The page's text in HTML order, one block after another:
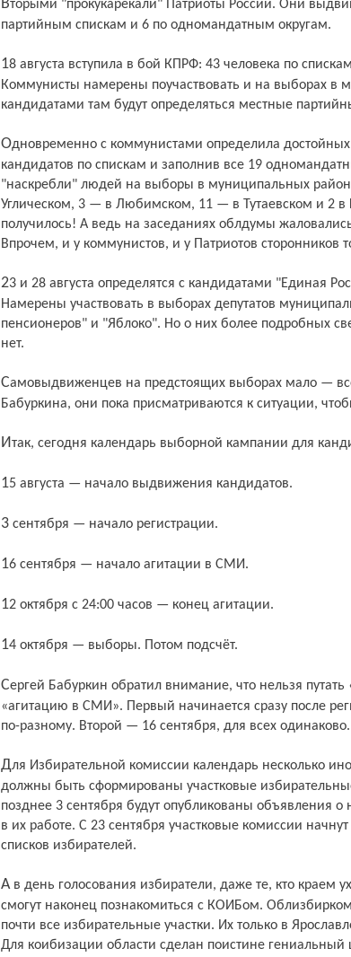
Вторыми "прокукарекали" Патриоты России. Они выдвинули 20 кандидатов по
партийным спискам и 6 по одномандатным округам.
18 августа вступила в бой КПРФ: 43 человека по спискам и 14 одномандатников.
Коммунисты намерены поучаствовать и на выборах в
кандидатами там будут определяться местные
Одновременно с коммунистами определила достойных ЛДПР, выдвинув 36
кандидатов по спискам и заполнив все 19
"наскребли" людей на выборы в муниципальных
Углическом, 3 — в Любимском, 11 — в Тутаевском и 2 в
получилось! А ведь на заседаниях облдумы
Впрочем, и у коммунистов, и у Патриотов сторонников
23 и 28 августа определятся с кандидатами "Единая Россия" и "Справедливая Россия".
Намерены участвовать в выборах депутатов
пенсионеров" и "Яблоко". Но о них более подробных
нет.
Самовыдвиженцев на предстоящих выборах мало — всего 13. По мнению Сергея
Бабуркина, они пока присматриваются к ситуации,
Итак, сегодня календарь выборной кампании для
15 августа — начало выдвижения кандидатов.
3 сентября — начало регистрации.
16 сентября — начало агитации в СМИ.
12 октября с 24:00 часов — конец агитации.
14 октября — выборы. Потом подсчёт.
Сергей Бабуркин обратил внимание, что нельзя путать «агитационный период» и
«агитацию в СМИ». Первый начинается сразу после
по-разному. Второй — 16 сентября, для всех одинаково.
Для Избирательной комиссии календарь несколько иной. С 14 по 16 сентября
должны быть сформированы участковые
позднее 3 сентября будут опубликованы объявления
в их работе. С 23 сентября участковые комиссии начнут
списков избирателей.
А в день голосования избиратели, даже те, кто краем уха ничего об этом не слышал,
смогут наконец познакомиться с КОИБом.
почти все избирательные участки. Их только в
Для коибизации области сделан поистине гениальный